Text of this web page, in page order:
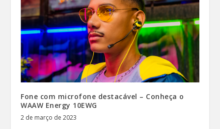
Fone com microfone destacável – Conheça o
WAAW Energy 10EWG
2 de março de 2023